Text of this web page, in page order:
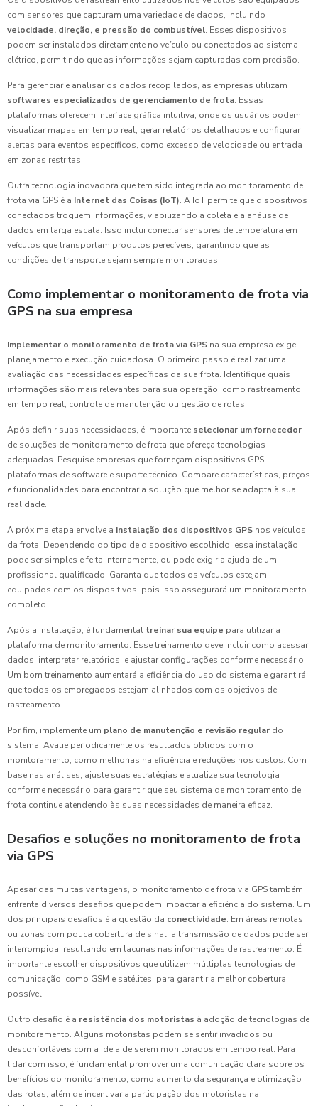
com sensores que capturam uma variedade de dados, incluindo
velocidade, direção, e pressão do combustível. Esses dispositivos
podem ser instalados diretamente no veículo ou conectados ao sistema
elétrico, permitindo que as informações sejam capturadas com precisão.
Para gerenciar e analisar os dados recopilados, as empresas utilizam
softwares especializados de gerenciamento de frota. Essas
plataformas oferecem interface gráfica intuitiva, onde os usuários podem
visualizar mapas em tempo real, gerar relatórios detalhados e configurar
alertas para eventos específicos, como excesso de velocidade ou entrada
em zonas restritas.
Outra tecnologia inovadora que tem sido integrada ao monitoramento de
frota via GPS é a Internet das Coisas (IoT). A IoT permite que dispositivos
conectados troquem informações, viabilizando a coleta e a análise de
dados em larga escala. Isso inclui conectar sensores de temperatura em
veículos que transportam produtos perecíveis, garantindo que as
condições de transporte sejam sempre monitoradas.
Como implementar o monitoramento de frota via
GPS na sua empresa
Implementar o monitoramento de frota via GPS na sua empresa exige
planejamento e execução cuidadosa. O primeiro passo é realizar uma
avaliação das necessidades específicas da sua frota. Identifique quais
informações são mais relevantes para sua operação, como rastreamento
em tempo real, controle de manutenção ou gestão de rotas.
Após definir suas necessidades, é importante selecionar um fornecedor
de soluções de monitoramento de frota que ofereça tecnologias
adequadas. Pesquise empresas que forneçam dispositivos GPS,
plataformas de software e suporte técnico. Compare características, preços
e funcionalidades para encontrar a solução que melhor se adapta à sua
realidade.
A próxima etapa envolve a instalação dos dispositivos GPS nos veículos
da frota. Dependendo do tipo de dispositivo escolhido, essa instalação
pode ser simples e feita internamente, ou pode exigir a ajuda de um
profissional qualificado. Garanta que todos os veículos estejam
equipados com os dispositivos, pois isso assegurará um monitoramento
completo.
Após a instalação, é fundamental treinar sua equipe para utilizar a
plataforma de monitoramento. Esse treinamento deve incluir como acessar
dados, interpretar relatórios, e ajustar configurações conforme necessário.
Um bom treinamento aumentará a eficiência do uso do sistema e garantirá
que todos os empregados estejam alinhados com os objetivos de
rastreamento.
Por fim, implemente um plano de manutenção e revisão regular do
sistema. Avalie periodicamente os resultados obtidos com o
monitoramento, como melhorias na eficiência e reduções nos custos. Com
base nas análises, ajuste suas estratégias e atualize sua tecnologia
conforme necessário para garantir que seu sistema de monitoramento de
frota continue atendendo às suas necessidades de maneira eficaz.
Desafios e soluções no monitoramento de frota
via GPS
Apesar das muitas vantagens, o monitoramento de frota via GPS também
enfrenta diversos desafios que podem impactar a eficiência do sistema. Um
dos principais desafios é a questão da conectividade. Em áreas remotas
ou zonas com pouca cobertura de sinal, a transmissão de dados pode ser
interrompida, resultando em lacunas nas informações de rastreamento. É
importante escolher dispositivos que utilizem múltiplas tecnologias de
comunicação, como GSM e satélites, para garantir a melhor cobertura
possível.
Outro desafio é a resistência dos motoristas à adoção de tecnologias de
monitoramento. Alguns motoristas podem se sentir invadidos ou
desconfortáveis com a ideia de serem monitorados em tempo real. Para
lidar com isso, é fundamental promover uma comunicação clara sobre os
benefícios do monitoramento, como aumento da segurança e otimização
das rotas, além de incentivar a participação dos motoristas na